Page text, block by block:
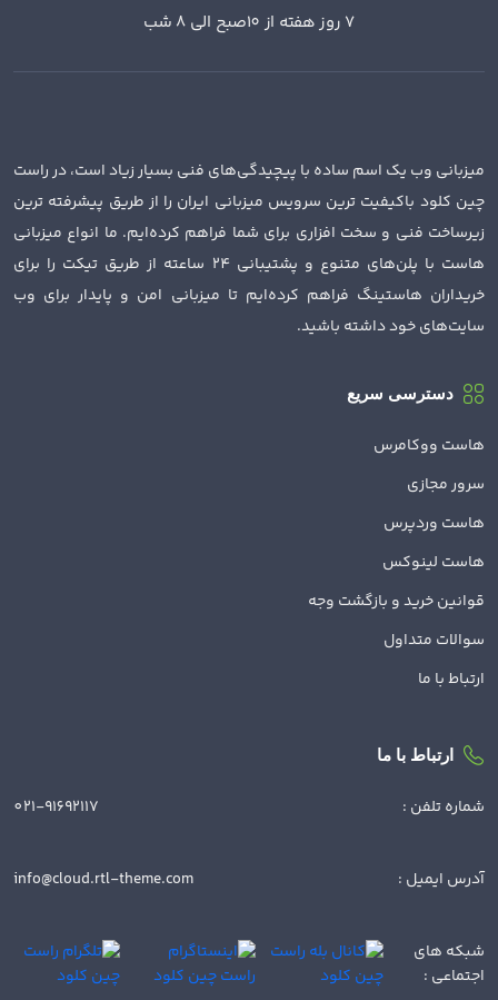
7 روز هفته از 10صبح الی 8 شب
میزبانی وب یک اسم ساده با پیچیدگی‌های فنی بسیار زیاد است، در راست
چین کلود باکیفیت ترین سرویس میزبانی ایران را از طریق پیشرفته ترین
زیرساخت فنی و سخت افزاری برای شما فراهم کرده‌ایم. ما انواع میزبانی
هاست با پلن‌های متنوع و پشتیبانی 24 ساعته از طریق تیکت را برای
خریداران هاستینگ فراهم کرده‌ایم تا میزبانی امن و پایدار برای وب
سایت‌های خود داشته باشید.
دسترسی سریع
هاست ووکامرس
سرور مجازی
هاست وردپرس
هاست لینوکس
قوانین خرید و بازگشت وجه
سوالات متداول
ارتباط با ما
ارتباط با ما
شماره تلفن : 021-91692117
آدرس ایمیل : info@cloud.rtl-theme.com
شبکه های
اجتماعی :